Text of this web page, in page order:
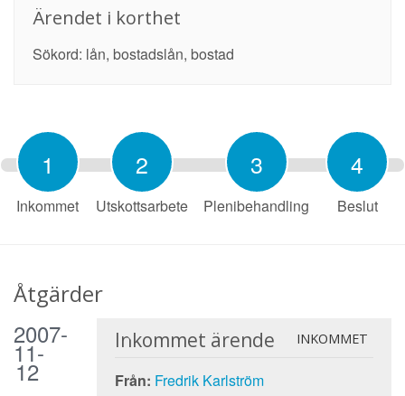
Ärendet i korthet
Sökord: lån, bostadslån, bostad
1
Inkommet
2
Utskottsarbete
3
Plenibehandling
4
Beslut
Åtgärder
2007-
11-
12
Inkommet ärende INKOMMET
Från: Fredrik Karlström